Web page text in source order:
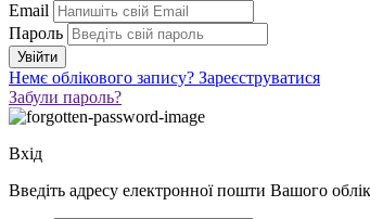
Email
Пароль
Немє облікового запису? Зареєструватися
Забули пароль?
Вхід
Введіть адресу електронної пошти Вашого